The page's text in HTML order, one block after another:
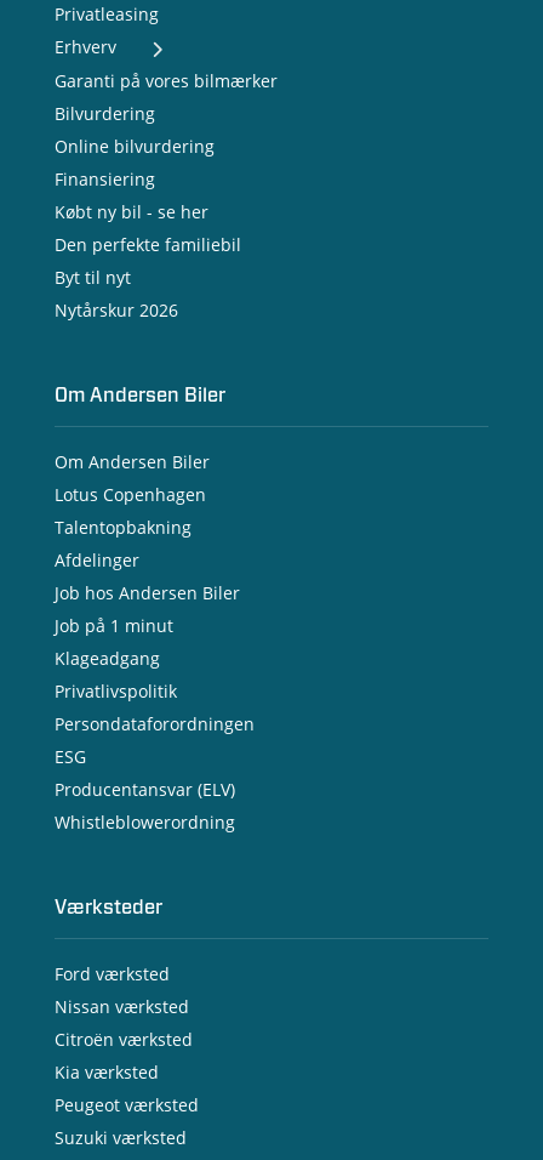
Privatleasing
Erhverv
- Nye varebiler
- Brugte varebiler
- Erhvervsleasing
- Testkørsel
- Serviceaftale
- Opladning
Garanti på vores bilmærker
Bilvurdering
Online bilvurdering
Finansiering
Købt ny bil - se her
Den perfekte familiebil
Byt til nyt
Nytårskur 2026
Om Andersen Biler
Om Andersen Biler
Lotus Copenhagen
Talentopbakning
Afdelinger
Job hos Andersen Biler
Job på 1 minut
Klageadgang
Privatlivspolitik
Persondataforordningen
ESG
Producentansvar (ELV)
Whistleblowerordning
Værksteder
Ford værksted
Nissan værksted
Citroën værksted
Kia værksted
Peugeot værksted
Suzuki værksted